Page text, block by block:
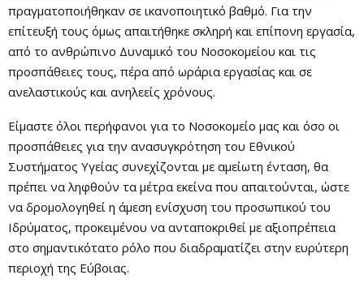
πραγματοποιήθηκαν σε ικανοποιητικό βαθμό. Για την
επίτευξή τους όμως απαιτήθηκε σκληρή και επίπονη εργασία,
από το ανθρώπινο Δυναμικό του Νοσοκομείου και τις
προσπάθειες τους, πέρα από ωράρια εργασίας και σε
ανελαστικούς και ανηλεείς χρόνους.
Είμαστε όλοι περήφανοι για το Νοσοκομείο μας και όσο οι
προσπάθειες για την ανασυγκρότηση του Εθνικού
Συστήματος Υγείας συνεχίζονται με αμείωτη ένταση, θα
πρέπει να ληφθούν τα μέτρα εκείνα που απαιτούνται, ώστε
να δρομολογηθεί η άμεση ενίσχυση του προσωπικού του
Ιδρύματος, προκειμένου να ανταποκριθεί με αξιοπρέπεια
στο σημαντικότατο ρόλο που διαδραματίζει στην ευρύτερη
περιοχή της Εύβοιας.